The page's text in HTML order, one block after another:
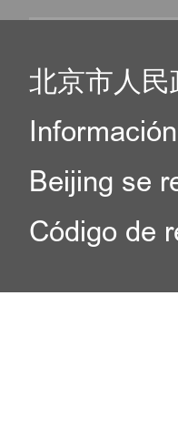
北京市人民
Beijing se
Código de